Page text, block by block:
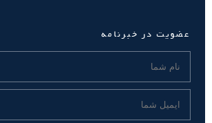
عضویت در خبرنامه